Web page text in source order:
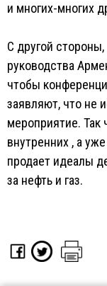
и многих-многих
С другой
руководства
чтобы
заявляют, что не
мероприятие. Так
внутренних , а
продает идеалы
за нефть и газ.